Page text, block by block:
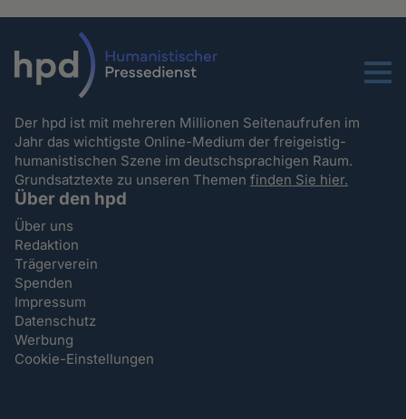
Menu
Der hpd ist mit mehreren Millionen Seitenaufrufen im
Jahr das wichtigste Online-Medium der freigeistig-
humanistischen Szene im deutschsprachigen Raum.
Grundsatztexte zu unseren Themenfinden Sie hier.
Über den hpd
Über uns
Redaktion
Trägerverein
Spenden
Impressum
Datenschutz
Werbung
Cookie-Einstellungen